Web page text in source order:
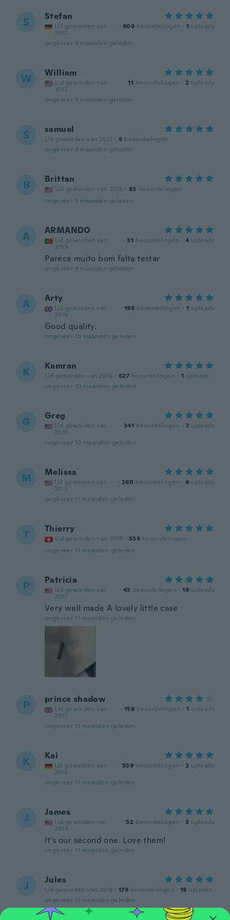
S Stefan
Lid geworden van
2017
· 809 beoordelingen · 1 uploads
ongeveer 9 maanden geleden
W William
Lid geworden van
2017
· 11 beoordelingen · 2 uploads
ongeveer 9 maanden geleden
S samuel
Lid geworden van 2023 · 9 beoordelingen
ongeveer 9 maanden geleden
B Brittan
Lid geworden van 2015 · 83 beoordelingen
ongeveer 9 maanden geleden
A ARMANDO
Lid geworden van
2019
· 31 beoordelingen · 4 uploads
Parece muito bom falta testar
ongeveer 9 maanden geleden
A Arty
Lid geworden van
2019
· 199 beoordelingen · 1 uploads
Good quality.
ongeveer 10 maanden geleden
K Kamran
Lid geworden van 2016 · 627 beoordelingen · 1 uploads
ongeveer 10 maanden geleden
G Greg
Lid geworden van
2018
· 341 beoordelingen · 7 uploads
ongeveer 10 maanden geleden
M Melissa
Lid geworden van
2015
· 260 beoordelingen · 6 uploads
ongeveer 11 maanden geleden
T Thierry
Lid geworden van 2019 · 559 beoordelingen
ongeveer 11 maanden geleden
P Patricia
Lid geworden van
2017
· 45 beoordelingen · 19 uploads
Very well made A lovely little case
ongeveer 11 maanden geleden
P prince shadow
Lid geworden van
2017
· 159 beoordelingen · 1 uploads
ongeveer 11 maanden geleden
K Kai
Lid geworden van
2018
· 559 beoordelingen · 2 uploads
ongeveer 11 maanden geleden
J James
Lid geworden van
2019
· 52 beoordelingen · 3 uploads
It’s our second one. Love them!
ongeveer 11 maanden geleden
J Jules
Lid geworden van 2018 · 179 beoordelingen · 19 uploads
ongeveer 11 maanden geleden